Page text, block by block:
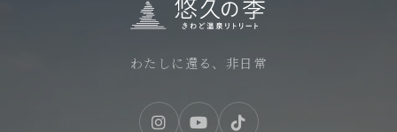
わたしに還る、非日常